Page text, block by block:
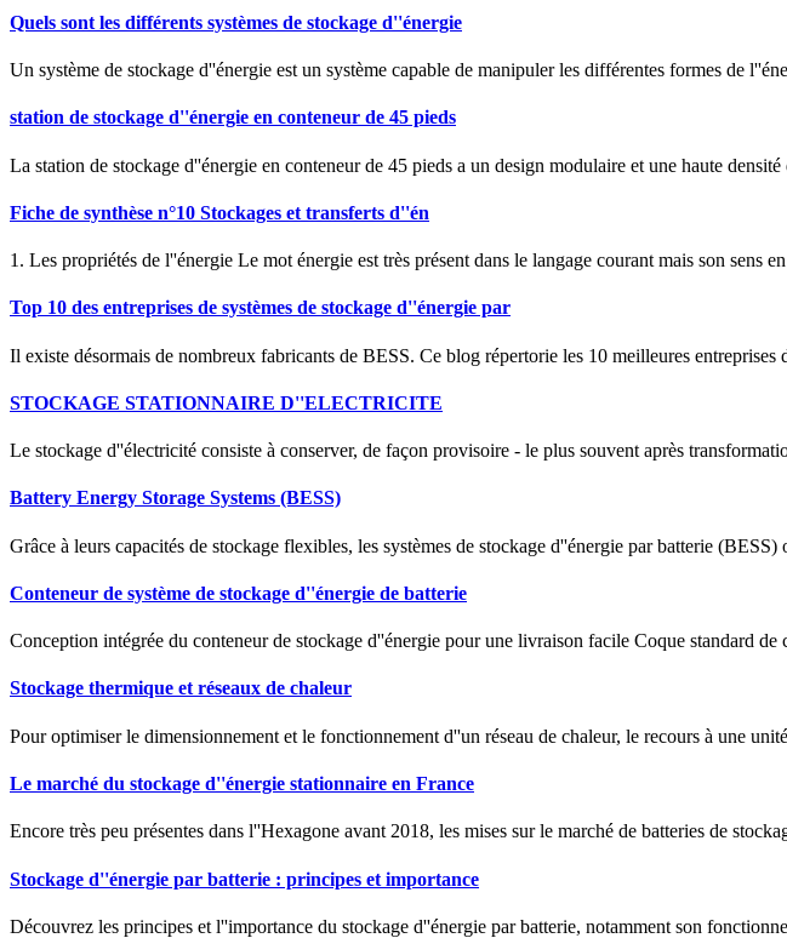
Quels sont les différents systèmes de stockage d''énergie
Un système de stockage d''énergie est un système capable de manipuler les différentes formes de
station de stockage d''énergie en conteneur de 45 pieds
La station de stockage d''énergie en conteneur de 45 pieds a un design modulaire et une haute
Fiche de synthèse n°10 Stockages et transferts d''én
1. Les propriétés de l''énergie Le mot énergie est très présent dans le langage courant mais son
Top 10 des entreprises de systèmes de stockage d''énergie par
Il existe désormais de nombreux fabricants de BESS. Ce blog répertorie les 10 meilleures entreprises
STOCKAGE STATIONNAIRE D''ELECTRICITE
Le stockage d''électricité consiste à conserver, de façon provisoire - le plus souvent après
Battery Energy Storage Systems (BESS)
Grâce à leurs capacités de stockage flexibles, les systèmes de stockage d''énergie par batterie
Conteneur de système de stockage d''énergie de batterie
Conception intégrée du conteneur de stockage d''énergie pour une livraison facile Coque standard
Stockage thermique et réseaux de chaleur
Pour optimiser le dimensionnement et le fonctionnement d''un réseau de chaleur, le recours à une
Le marché du stockage d''énergie stationnaire en France
Encore très peu présentes dans l''Hexagone avant 2018, les mises sur le marché de batteries de
Stockage d''énergie par batterie : principes et importance
Découvrez les principes et l''importance du stockage d''énergie par batterie, notamment son